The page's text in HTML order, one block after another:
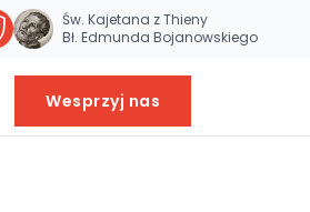
Św. Kajetana z Thieny
Bł. Edmunda Bojanowskiego
Wesprzyj nas